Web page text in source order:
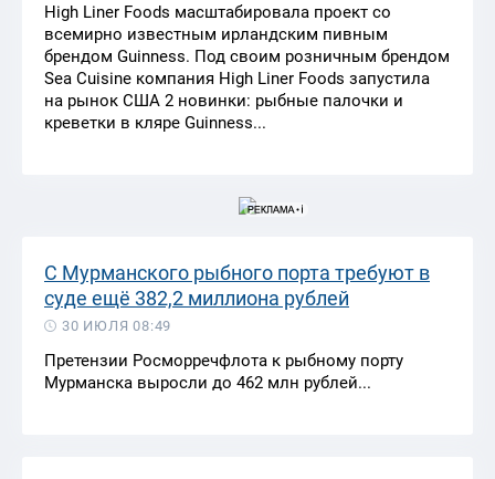
High Liner Foods масштабировала проект со
всемирно известным ирландским пивным
брендом Guinness. Под своим розничным брендом
Sea Cuisine компания High Liner Foods запустила
на рынок США 2 новинки: рыбные палочки и
креветки в кляре Guinness...
С Мурманского рыбного порта требуют в
суде ещё 382,2 миллиона рублей
30 ИЮЛЯ 08:49
Претензии Росморречфлота к рыбному порту
Мурманска выросли до 462 млн рублей...